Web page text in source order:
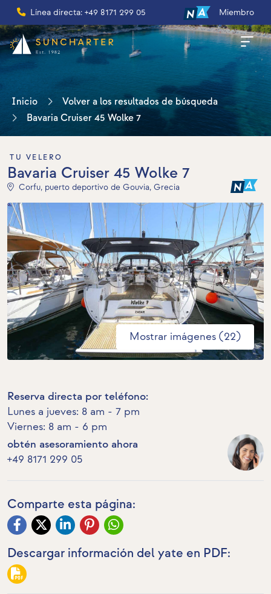
Línea directa: +49 8171 299 05 Miembro
Inicio
Volver a los resultados de búsqueda
Bavaria Cruiser 45 Wolke 7
TU VELERO
Bavaria Cruiser 45 Wolke 7
Corfu, puerto deportivo de Gouvia, Grecia
Mostrar imágenes (22)
Reserva directa por teléfono:
Lunes a jueves: 8 am - 7 pm
Viernes: 8 am - 6 pm
obtén asesoramiento ahora
+49 8171 299 05
Comparte esta página:
Descargar información del yate en PDF: